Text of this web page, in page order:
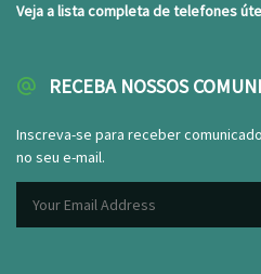
Veja a lista completa de telefones
RECEBA NOSSOS
Inscreva-se para receber
no seu e-mail.